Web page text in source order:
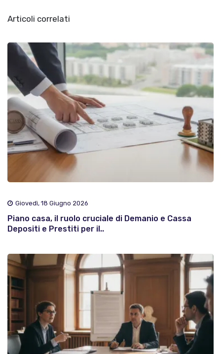
Articoli correlati
Giovedì, 18 Giugno 2026
Piano casa, il ruolo cruciale di Demanio e Cassa
Depositi e Prestiti per il..